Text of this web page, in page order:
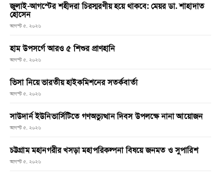
জুলাই-আগস্টের শহীদরা চিরস্মরণীয় হয়ে থাকবে: মেয়র ডা. শাহাদাত
হোসেন
আগস্ট ৫, ২০২৬
হাম উপসর্গে আরও ৫ শিশুর প্রাণহানি
আগস্ট ৫, ২০২৬
ভিসা নিয়ে ভারতীয় হাইকমিশনের সতর্কবার্তা
আগস্ট ৫, ২০২৬
সাউদার্ন ইউনিভার্সিটিতে গণঅভ্যুত্থান দিবস উপলক্ষে নানা আয়োজন
আগস্ট ৫, ২০২৬
চট্টগ্রাম মহানগরীর খসড়া মহাপরিকল্পনা বিষয়ে জনমত ও সুপারিশ
আগস্ট ৫, ২০২৬